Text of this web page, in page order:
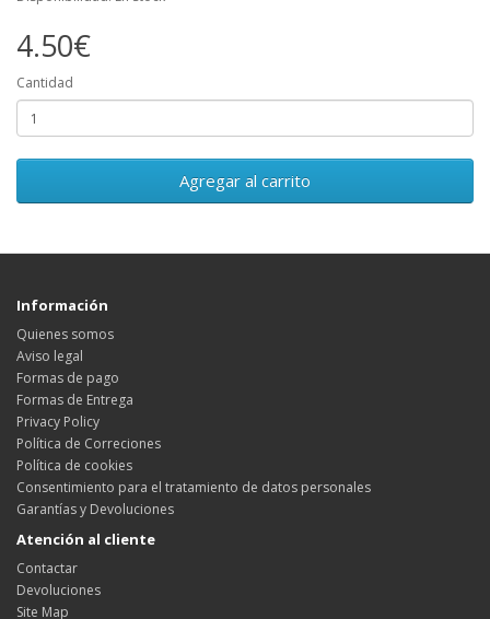
4.50€
Cantidad
Agregar al carrito
Información
Quienes somos
Aviso legal
Formas de pago
Formas de Entrega
Privacy Policy
Política de Correciones
Política de cookies
Consentimiento para el tratamiento de datos personales
Garantías y Devoluciones
Atención al cliente
Contactar
Devoluciones
Site Map